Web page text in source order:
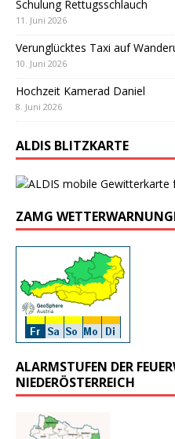
Schulung Rettugsschlauch
11. Juni 2026
Verunglücktes Taxi auf
10. Juni 2026
Hochzeit Kamerad Daniel
8. Juni 2026
ALDIS BLITZKARTE
ZAMG
ALARMSTUFEN DER
NIEDERÖSTERREICH